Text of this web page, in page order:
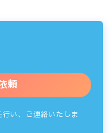
頼
い、ご連絡いたしま